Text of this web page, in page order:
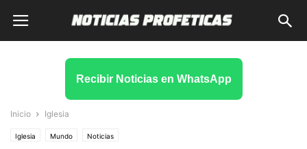
Recibir Noticias en WhatsApp
Inicio Iglesia
Iglesia Mundo Noticias